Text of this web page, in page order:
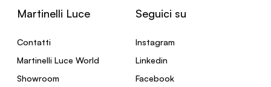
Martinelli Luce
Contatti
Martinelli Luce World
Showroom
Seguici su
Instagram
Linkedin
Facebook